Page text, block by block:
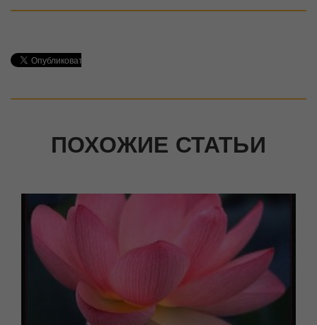
ПОХОЖИЕ СТАТЬИ